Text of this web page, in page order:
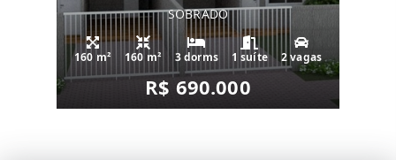
SOBRADO
160 m² 160 m² 3 dorms 1 suíte 2 vagas
R$ 690.000